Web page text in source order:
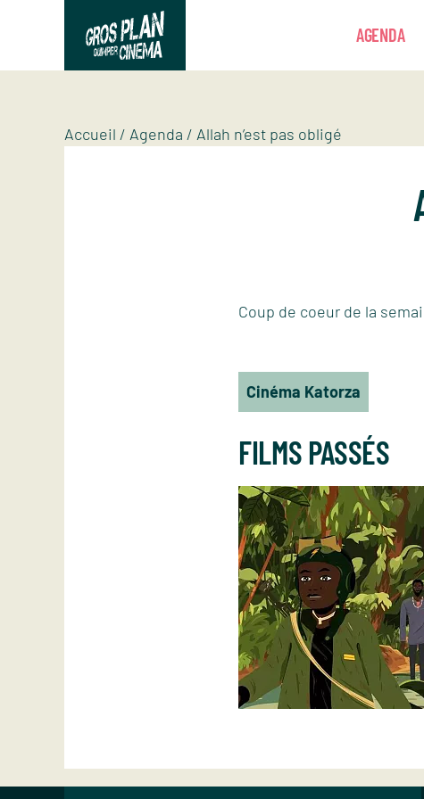
Panneau de gestion des cookies
Gros planAssociation d’éducation artistique
AGENDA
Accueil / Agenda / Allah n’est pas obligé
Coup de coeur de la
Cinéma Katorza
FILMS PASSÉS